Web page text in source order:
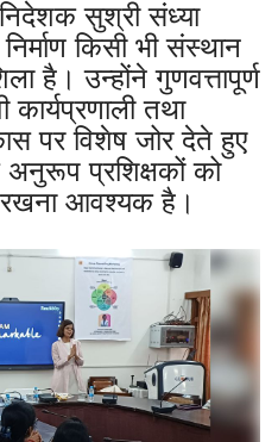
निदेशक सुश्री संध्या
किसी भी संस्थान
है। उन्होंने गुणवत्तापूर्ण
कार्यप्रणाली तथा
पर विशेष जोर देते हुए
प्रशिक्षकों को
आवश्यक है।